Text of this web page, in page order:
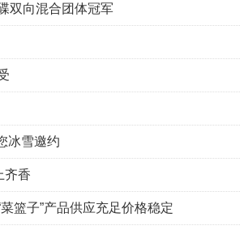
双向混合团体冠军
冰雪邀约
齐香
篮子”产品供应充足价格稳定